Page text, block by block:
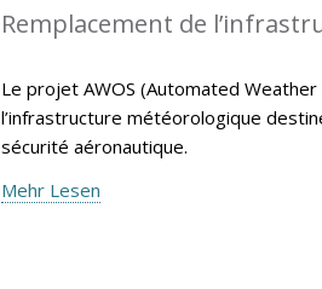
Remplacement de
Le projet AWOS (Automated
l’infrastructure météorologique
sécurité aéronautique.
Mehr Lesen